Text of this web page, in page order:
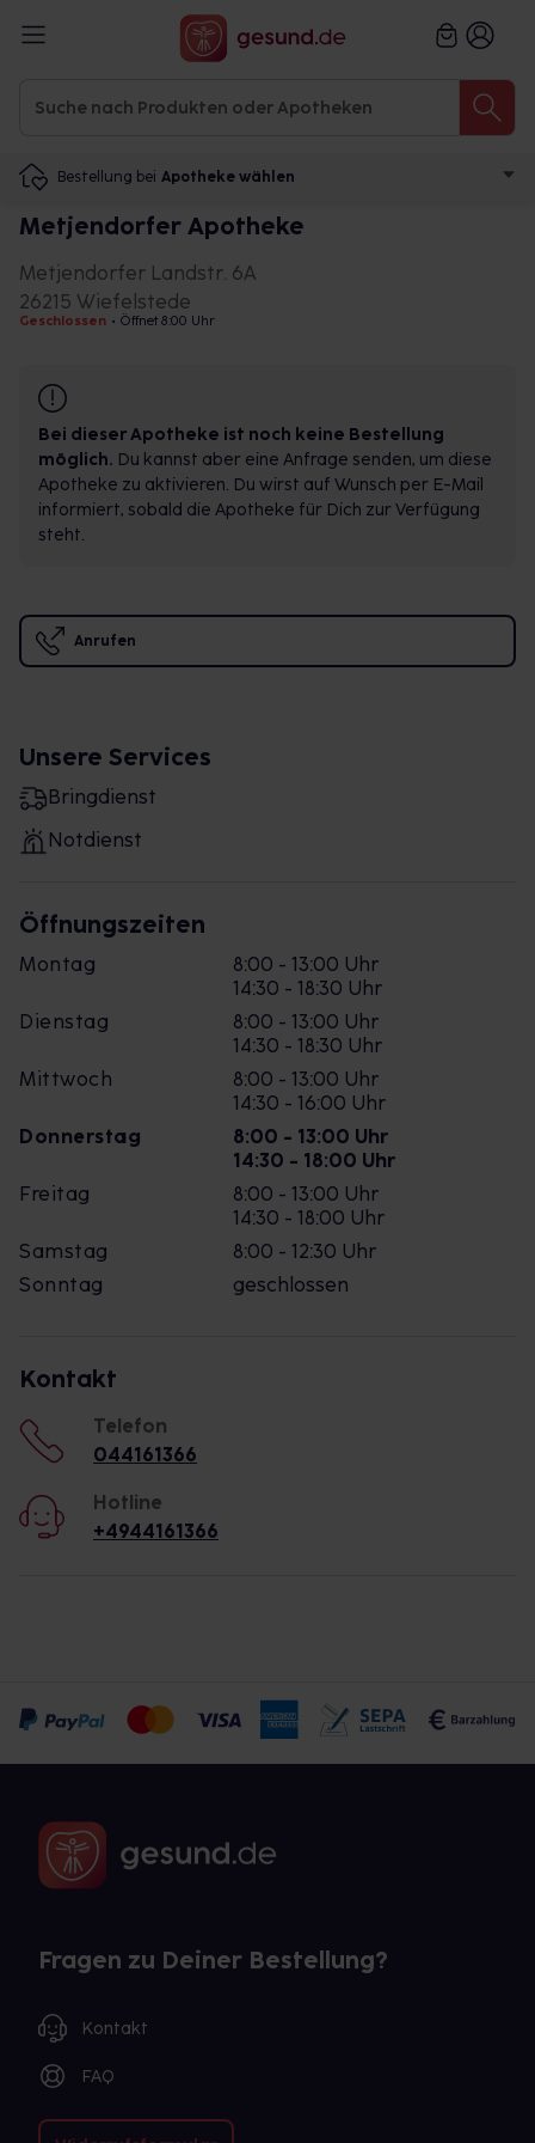
Bestellung bei Apotheke wählen
Metjendorfer Apotheke
Metjendorfer Landstr. 6A
26215 Wiefelstede
Geschlossen • Öffnet 8:00 Uhr
Bei dieser Apotheke ist noch keine Bestellung
möglich. Du kannst aber eine Anfrage senden, um diese
Apotheke zu aktivieren. Du wirst auf Wunsch per E-Mail
informiert, sobald die Apotheke für Dich zur Verfügung
steht.
Anrufen
Unsere Services
Bringdienst
Notdienst
Öffnungszeiten
Montag
8:00 - 13:00 Uhr
14:30 - 18:30 Uhr
Dienstag
8:00 - 13:00 Uhr
14:30 - 18:30 Uhr
Mittwoch
8:00 - 13:00 Uhr
14:30 - 16:00 Uhr
Donnerstag
8:00 - 13:00 Uhr
14:30 - 18:00 Uhr
Freitag
8:00 - 13:00 Uhr
14:30 - 18:00 Uhr
Samstag
8:00 - 12:30 Uhr
Sonntag
geschlossen
Kontakt
Telefon
044161366
Hotline
+4944161366
Fragen zu Deiner Bestellung?
Kontakt
FAQ